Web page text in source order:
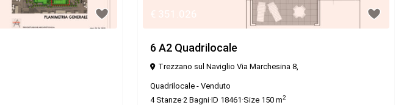
€ 351.026
6 A2 Quadrilocale
Trezzano sul Naviglio Via Marchesina 8,
Quadrilocale - Venduto
4Stanze·2 Bagni·ID 18461 ·Size 150 m2